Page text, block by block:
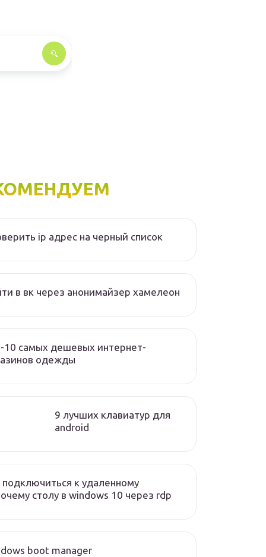
ip адрес на черный список
в вк через анонимайзер хамелеон
10 самых дешевых интернет-
одежды
9 лучших клавиатур для
android
подключиться к удаленному
столу в windows 10 через rdp
boot manager